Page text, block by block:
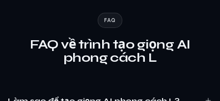
FAQ
FAQ về trình tạo giọng AI
phong cách L